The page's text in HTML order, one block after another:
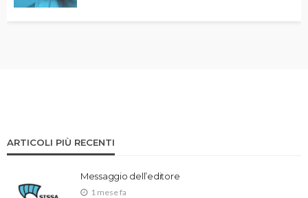
ARTICOLI PIÙ RECENTI
Messaggio dell’editore
1 mese fa